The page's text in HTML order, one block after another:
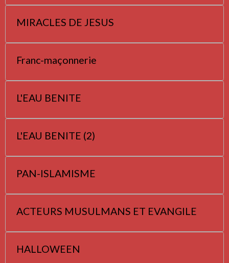
MIRACLES DE JESUS
Franc-maçonnerie
L'EAU BENITE
L'EAU BENITE (2)
PAN-ISLAMISME
ACTEURS MUSULMANS ET EVANGILE
HALLOWEEN